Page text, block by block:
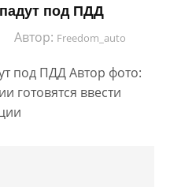
под ПДД
Автор: Freedom_auto
под ПДД Автор фото:
готовятся ввести